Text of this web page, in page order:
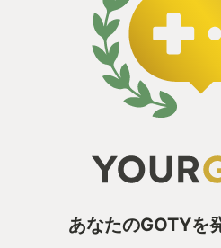
あなたのGOTYを